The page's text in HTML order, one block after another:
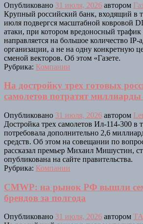
Опубликовано 31 июля, 2026 автором
Крупный российский банк, входящий в
июля подвергся масштабной ковровой
атаки, при котором вредоносный
направляется на большое количество IP-
организации, а не на одну конкретную
сменой векторов. Об этом «Газете.
Рубрика: Компании
На достройку трех готовых
самолетов потратят миллиарды
Опубликовано 31 июля, 2026 автором
Достройка трех самолетов Ил-114-300 в
потребовала дополнительно 2,6
средств. Об этом на совещании по
рассказал премьер Михаил Мишустин,
опубликована на сайте правительства.
Рубрика: Компании
CMWP: на рынок РФ вышли
брендов за полгода
Опубликовано 31 июля, 2026 автором